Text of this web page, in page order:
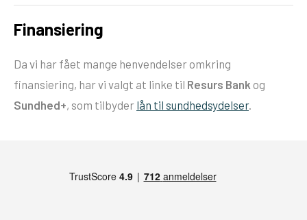
Finansiering
Da vi har fået mange henvendelser omkring
finansiering, har vi valgt at linke til Resurs Bank og
Sundhed+, som tilbyder lån til sundhedsydelser.